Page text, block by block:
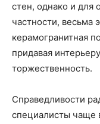
стен, однако и для
частности, весьма
керамогранитная
придавая
торжественность.
Справедливости
специалисты чаще